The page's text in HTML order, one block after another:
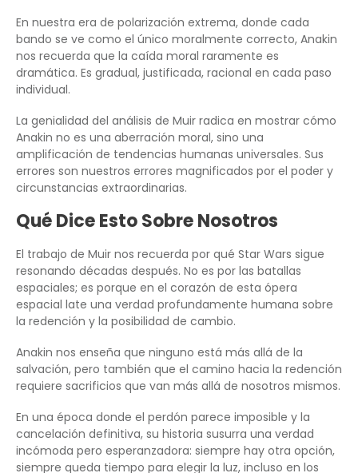
En nuestra era de polarización extrema, donde cada
bando se ve como el único moralmente correcto, Anakin
nos recuerda que la caída moral raramente es
dramática. Es gradual, justificada, racional en cada paso
individual.
La genialidad del análisis de Muir radica en mostrar cómo
Anakin no es una aberración moral, sino una
amplificación de tendencias humanas universales. Sus
errores son nuestros errores magnificados por el poder y
circunstancias extraordinarias.
Qué Dice Esto Sobre Nosotros
El trabajo de Muir nos recuerda por qué Star Wars sigue
resonando décadas después. No es por las batallas
espaciales; es porque en el corazón de esta ópera
espacial late una verdad profundamente humana sobre
la redención y la posibilidad de cambio.
Anakin nos enseña que ninguno está más allá de la
salvación, pero también que el camino hacia la redención
requiere sacrificios que van más allá de nosotros mismos.
En una época donde el perdón parece imposible y la
cancelación definitiva, su historia susurra una verdad
incómoda pero esperanzadora: siempre hay otra opción,
siempre queda tiempo para elegir la luz, incluso en los